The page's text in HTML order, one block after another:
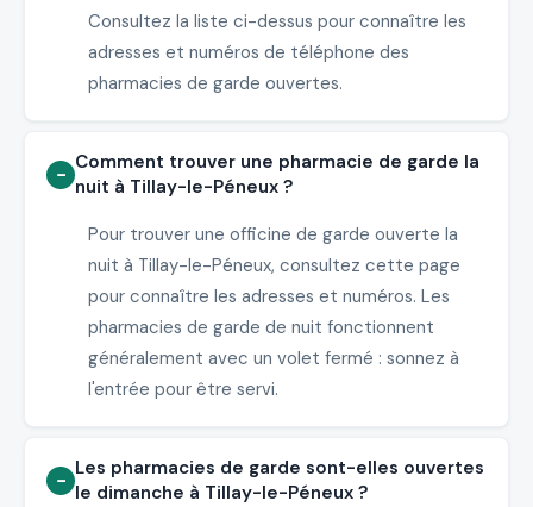
Consultez la liste ci-dessus pour connaître les
adresses et numéros de téléphone des
pharmacies de garde ouvertes.
Comment trouver une pharmacie de garde la
nuit à Tillay-le-Péneux ?
Pour trouver une officine de garde ouverte la
nuit à Tillay-le-Péneux, consultez cette page
pour connaître les adresses et numéros. Les
pharmacies de garde de nuit fonctionnent
généralement avec un volet fermé : sonnez à
l'entrée pour être servi.
Les pharmacies de garde sont-elles ouvertes
le dimanche à Tillay-le-Péneux ?